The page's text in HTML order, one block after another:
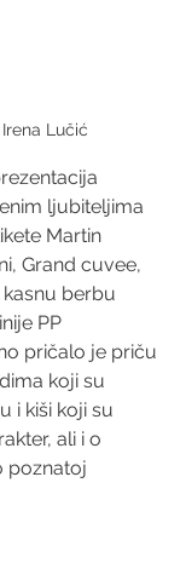
Lučić
ljubiteljima
Martin
Grand cuvee,
kasnu berbu
PP
pričalo je priču
koji su
i kiši koji su
ali i o
poznatoj